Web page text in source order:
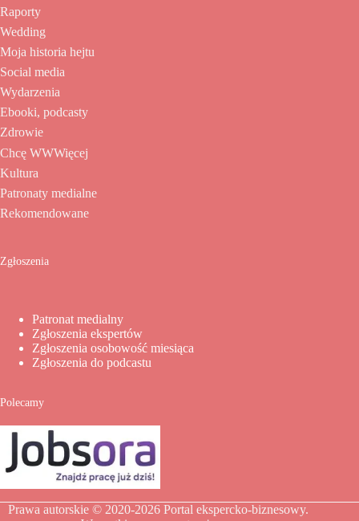
Raporty
Wedding
Moja historia hejtu
Social media
Wydarzenia
Ebooki, podcasty
Zdrowie
Chcę WWWięcej
Kultura
Patronaty medialne
Rekomendowane
Zgłoszenia
Patronat medialny
Zgłoszenia ekspertów
Zgłoszenia osobowość miesiąca
Zgłoszenia do podcastu
Polecamy
Prawa autorskie © 2020-2026 Portal ekspercko-biznesowy.